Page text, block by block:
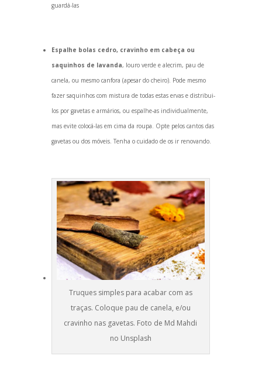
guardá-las
Espalhe bolas cedro, cravinho em cabeça ou
saquinhos de lavanda, louro verde e alecrim, pau de
canela, ou mesmo canfora (apesar do cheiro). Pode mesmo
fazer saquinhos com mistura de todas estas ervas e distribui-
los por gavetas e armários, ou espalhe-as individualmente,
mas evite colocá-las em cima da roupa. Opte pelos cantos das
gavetas ou dos móveis. Tenha o cuidado de os ir renovando.
Truques simples para acabar com as
traças. Coloque pau de canela, e/ou
cravinho nas gavetas. Foto de Md Mahdi
no Unsplash